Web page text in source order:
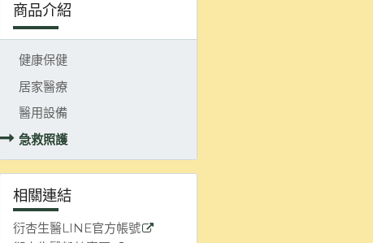
商品介紹
健康保健
居家醫療
醫用設備
急救照護
相關連結
衍杏生醫LINE官方帳號